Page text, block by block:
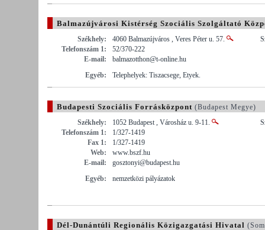
Balmazújvárosi Kistérség Szociális Szolgáltató
Székhely:
4060 Balmazújváros , Veres Péter u. 57.
Telefonszám 1:
52/370-222
E-mail:
balmazotthon@t-online.hu
Egyéb:
Telephelyek: Tiszacsege, Etyek.
Budapesti Szociális Forrásközpont (Budapest Megye)
Székhely:
1052 Budapest , Városház u. 9-11.
Telefonszám 1:
1/327-1419
Fax 1:
1/327-1419
Web:
www.bszf.hu
E-mail:
gosztonyi@budapest.hu
Egyéb:
nemzetközi pályázatok
Dél-Dunántúli Regionális Közigazgatási Hivatal